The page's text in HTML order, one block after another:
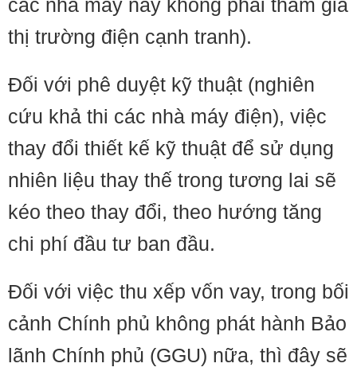
các nhà máy này không phải tham gia
thị trường điện cạnh tranh).
Đối với phê duyệt kỹ thuật (nghiên
cứu khả thi các nhà máy điện), việc
thay đổi thiết kế kỹ thuật để sử dụng
nhiên liệu thay thế trong tương lai sẽ
kéo theo thay đổi, theo hướng tăng
chi phí đầu tư ban đầu.
Đối với việc thu xếp vốn vay, trong bối
cảnh Chính phủ không phát hành Bảo
lãnh Chính phủ (GGU) nữa, thì đây sẽ